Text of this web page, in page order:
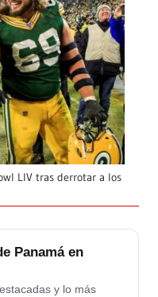
LIV tras derrotar a los
Panamá en
y lo más